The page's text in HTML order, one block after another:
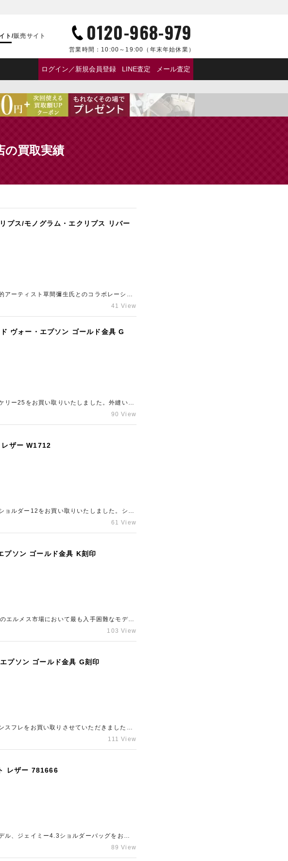
ト /販売サイト 0120-968-979
営業時間： 10:00～19:00 （年末年始休業）
ログイン／新規会員登録 LINE査定 メール査定
の買取実績
プス/モノグラム・エクリプス リバー
アーティスト草間彌生氏とのコラボレーショ
性を持つため、中古市場でも安定した需要が
ました。ブランド品の高価買取をご希望の
任せください。
41 View
ヴォー・エプソン ゴールド金具 G
リー25をお買い取りいたしました。外縫い仕
きることから中古市場でも高い評価を受けて
させていただきました。売却をお考え中の
口店」までご相談ください。
90 View
ザー W1712
ョルダー12をお買い取りいたしました。シン
需要が高まっています。今回のお品物は未使
になるかといったご相談も承っていますの
口店」にお任せください。
61 View
プソン ゴールド金具 K刻印
エルメス市場において最も入手困難なモデル
人気定番色であるゴールドにゴールド金具を
りとした査定額を提示させていただきまし
取店「ギャラリーレア新宿東口店」までご
103 View
プソン ゴールド金具 G刻印
スフレをお買い取りさせていただきました。
場でも安定した相場を保っています。今回
ションという条件が揃っていたため、高額
却をご検討中の方は、新宿東口にあるブラ
111 View
レザー 781666
ル、ジェイミー4.3ショルダーバッグをお買
っており、ジェイミーシリーズも中古市場で
89 View